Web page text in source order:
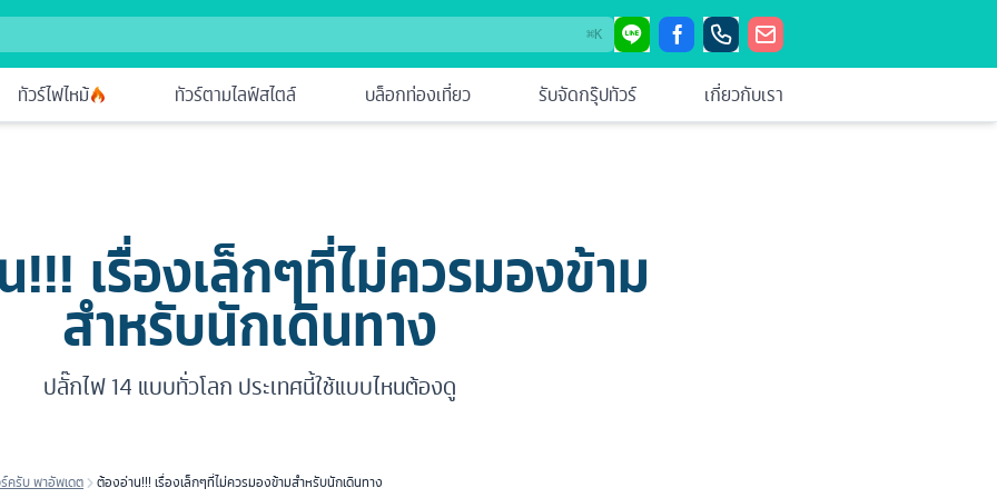
⌘K
ทัวร์ไฟไหม้ ทัวร์ตามไลฟ์สไตล์ บล็อกท่องเที่ยว รับจัดกรุ๊ปทัวร์ เกี่ยวกับเรา
เรื่องเล็กๆที่ไม่ควรมองข้าม
สำหรับนักเดินทาง
ปลั๊กไฟ 14 แบบทั่วโลก ประเทศนี้ใช้แบบไหนต้องดู
ครับ พาอัพเดต ต้องอ่าน!!! เรื่องเล็กๆที่ไม่ควรมองข้ามสำหรับนักเดินทาง